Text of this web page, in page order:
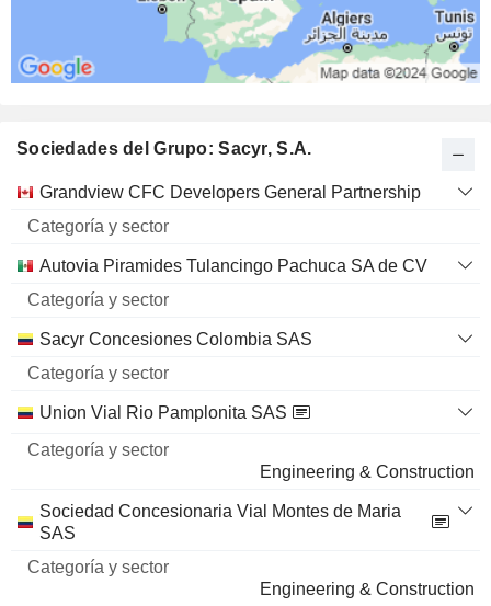
Sociedades del Grupo: Sacyr, S.A.
Categoría
Grandview CFC Developers General Partnership
Autovia Piramides Tulancingo Pachuca SA de CV
Sacyr Concesiones Colombia SAS
Union Vial Rio Pamplonita SAS
Engineering & Construction
Sociedad Concesionaria Vial Montes de Maria
SAS
Engineering & Construction